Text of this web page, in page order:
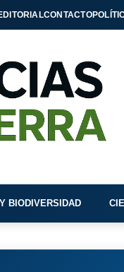
CONTACTO
BIODIVERSIDAD